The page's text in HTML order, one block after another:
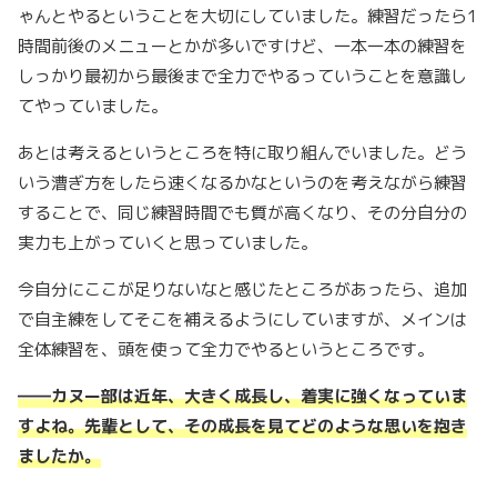
ゃんとやるということを大切にしていました。練習だったら1
時間前後のメニューとかが多いですけど、一本一本の練習を
しっかり最初から最後まで全力でやるっていうことを意識し
てやっていました。
あとは考えるというところを特に取り組んでいました。どう
いう漕ぎ方をしたら速くなるかなというのを考えながら練習
することで、同じ練習時間でも質が高くなり、その分自分の
実力も上がっていくと思っていました。
今自分にここが足りないなと感じたところがあったら、追加
で自主練をしてそこを補えるようにしていますが、メインは
全体練習を、頭を使って全力でやるというところです。
――カヌー部は近年、大きく成長し、着実に強くなっていま
すよね。先輩として、その成長を見てどのような思いを抱き
ましたか。